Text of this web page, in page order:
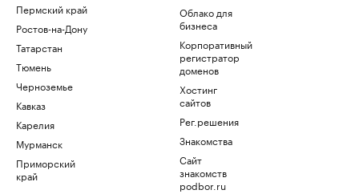
Пермский край
Ростов-на-Дону
Татарстан
Тюмень
Черноземье
Кавказ
Карелия
Мурманск
Приморский
край
Облако для
бизнеса
Корпоративный
регистратор
доменов
Хостинг
сайтов
Рег.решения
Знакомства
Сайт
знакомств
podbor.ru